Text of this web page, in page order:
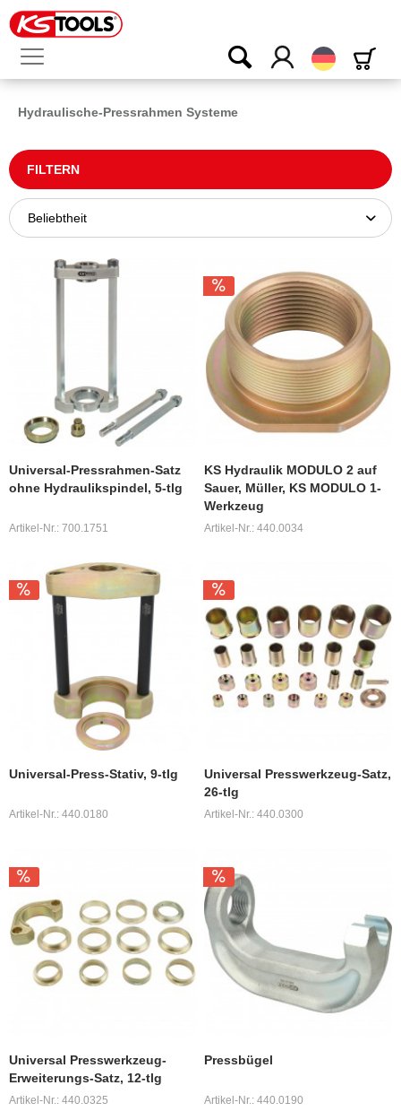
Deutsch
Hydraulische-Pressrahmen Systeme
FILTERN
Universal-Pressrahmen-Satz
ohne Hydraulikspindel, 5-tlg
Artikel-Nr.: 700.1751
KS Hydraulik MODULO 2 auf
Sauer, Müller, KS MODULO 1-
Werkzeug
Artikel-Nr.: 440.0034
Universal-Press-Stativ, 9-tlg
Artikel-Nr.: 440.0180
Universal Presswerkzeug-Satz,
26-tlg
Artikel-Nr.: 440.0300
Universal Presswerkzeug-
Erweiterungs-Satz, 12-tlg
Artikel-Nr.: 440.0325
Pressbügel
Artikel-Nr.: 440.0190